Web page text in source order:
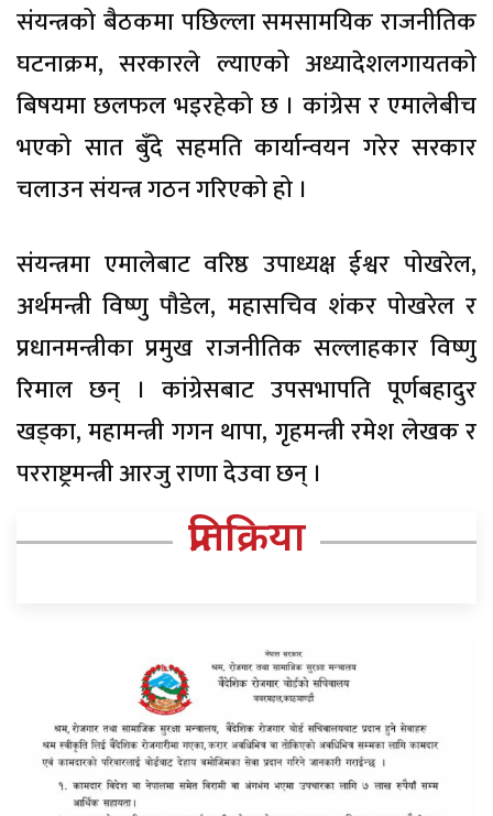
संयन्त्रको बैठकमा पछिल्ला समसामयिक राजनीतिक
घटनाक्रम, सरकारले ल्याएको अध्यादेशलगायतको
बिषयमा छलफल भइरहेको छ । कांग्रेस र एमालेबीच
भएको सात बुँदे सहमति कार्यान्वयन गरेर सरकार
चलाउन संयन्त्र गठन गरिएको हो ।
संयन्त्रमा एमालेबाट वरिष्ठ उपाध्यक्ष ईश्वर पोखरेल,
अर्थमन्त्री विष्णु पौडेल, महासचिव शंकर पोखरेल र
प्रधानमन्त्रीका प्रमुख राजनीतिक सल्लाहकार विष्णु
रिमाल छन् । कांग्रेसबाट उपसभापति पूर्णबहादुर
खड्का, महामन्त्री गगन थापा, गृहमन्त्री रमेश लेखक र
परराष्ट्रमन्त्री आरजु राणा देउवा छन् ।
प्रतिक्रिया